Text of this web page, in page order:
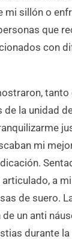
mi sillón o
que
con
tanto
la unidad
mi
a
de suero.
un anti
durante la